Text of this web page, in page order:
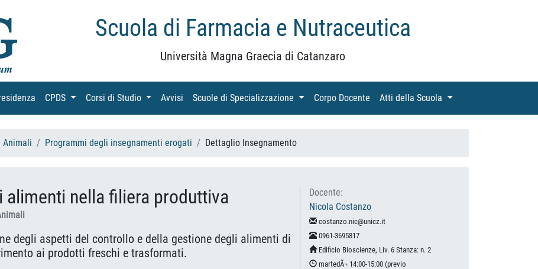
Scuola di Farmacia e Nutraceutica
Università Magna Graecia di Catanzaro
(current)
CPDS (current)Corsi di Studio (current)
Avvisi (current)
Scuole di Specializzazione (current)Corpo Docente (current)
Atti della Scuola (current)
Animali Programmi degli insegnamenti erogati Dettaglio Insegnamento
alimenti nella filiera produttiva
degli aspetti del controllo e della gestione degli alimenti di
ai prodotti freschi e trasformati.
Docente:
Nicola Costanzo
costanzo.nic@unicz.it
0961-3695817
Edificio Bioscienze, Liv. 6 Stanza: n. 2
martedÃ¬ 14:00-15:00 (previo